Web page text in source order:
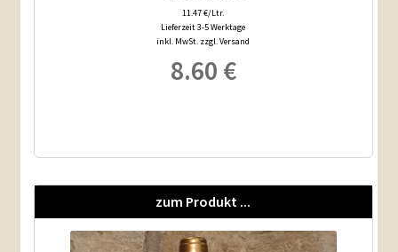
11.47 €/Ltr.
Lieferzeit 3-5 Werktage
inkl. MwSt. zzgl. Versand
8.60 €
zum Produkt ...